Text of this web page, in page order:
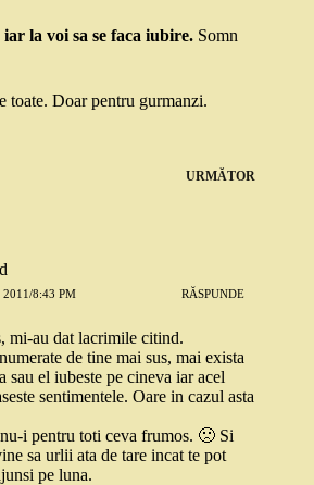
la voi sa se faca iubire. Somn
toate. Doar pentru gurmanzi.
URMĂTOR
8:43 PM RĂSPUNDE
mi-au dat lacrimile citind.
de tine mai sus, mai exista
el iubeste pe cineva iar acel
sentimentele. Oare in cazul asta
i pentru toti ceva frumos. 🙁 Si
sa urlii ata de tare incat te pot
pe luna.